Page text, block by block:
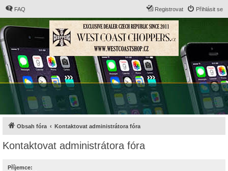
FAQ Přihlásit se
Registrovat
Obsah fóra Kontaktovat administrátora fóra
Kontaktovat administrátora fóra
Příjemce: